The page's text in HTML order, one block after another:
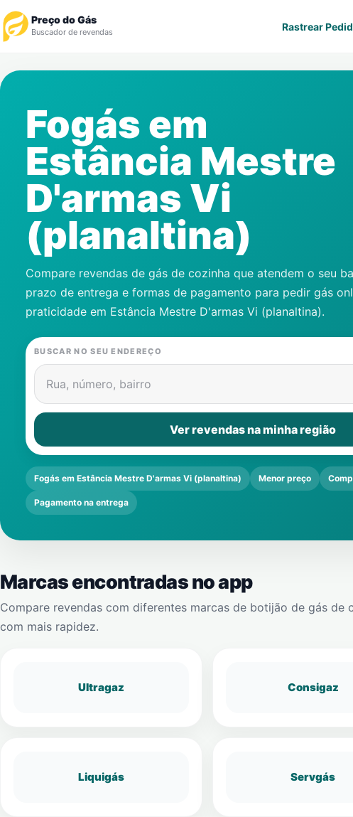
Preço do Gás
Buscador de revendas Rastrear
Revendedor
Notícias
Cadastre-se
Gás
Fogás em
Estância Mestre
D'armas Vi
(planaltina)
Compare revendas de gás de cozinha que atendem o seu
prazo de entrega e formas de pagamento para pedir gás
praticidade em Estância Mestre D'armas Vi (planaltina).
BUSCAR NO SEU ENDEREÇO
Rua, número, bairro
Ver revendas na minha região
Fogás em Estância Mestre D'armas Vi (planaltina) Menor preço
Pagamento na entrega
Marcas encontradas no app
Compare revendas com diferentes marcas de botijão de gás de
com mais rapidez.
Ultragaz Consigaz
Liquigás Servgás